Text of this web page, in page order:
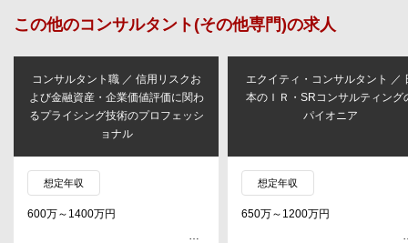
この他のコンサルタント(その他専門)の求人
コンサルタント職 ／ 信用リスクお
よび金融資産・企業価値評価に関わ
るプライシング技術のプロフェッシ
ョナル
想定年収
600万～1400万円
エクイティ・コンサルタント ／
本のＩＲ・SRコンサルティング
パイオニア
想定年収
650万～1200万円